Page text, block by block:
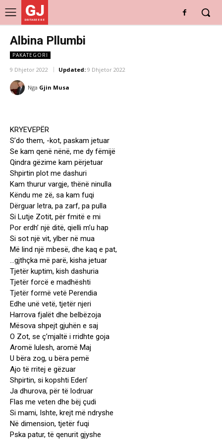
GJ
DRITARE E RE
Albina Pllumbi
PAKATEGORI
9 Dhjetor 2022 Updated: 9 Dhjetor 2022
Nga Gjin Musa
KRYEVEPËR
S’do them, -kot, paskam jetuar
Se kam qenë nënë, me dy fëmijë
Qindra gëzime kam përjetuar
Shpirtin plot me dashuri
Kam thurur vargje, thënë ninulla
Këndu me zë, sa kam fuqi
Dërguar letra, pa zarf, pa pulla
Si Lutje Zotit, për fmitë e mi
Por erdh’ një ditë, qielli m’u hap
Si sot një vit, ylber në mua
Më lind një mbesë, dhe kaq e pat,
…gjthçka më parë, kisha jetuar
Tjetër kuptim, kish dashuria
Tjetër forcë e madhështi
Tjetër formë vetë Perendia
Edhe unë vetë, tjetër njeri
Harrova fjalët dhe belbëzoja
Mësova shpejt gjuhën e saj
O Zot, se ç’mjaltë i rridhte goja
Aromë lulesh, aromë Maj
U bëra zog, u bëra pemë
Ajo të rritej e gëzuar
Shpirtin, si kopshti Eden’
Ja dhurova, për të lodruar
Flas me veten dhe bëj çudi
Si mami, Ishte, krejt më ndryshe
Në dimension, tjetër fuqi
Pska patur, të qenurit gjyshe